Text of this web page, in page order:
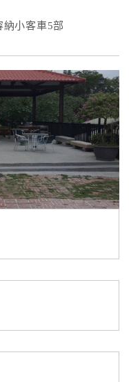
納小客車5部